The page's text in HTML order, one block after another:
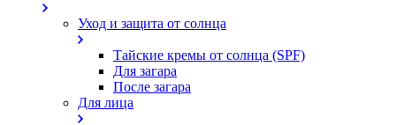
Уход и защита от солнца
Тайские кремы от солнца (SPF)
Для загара
После загара
Для лица